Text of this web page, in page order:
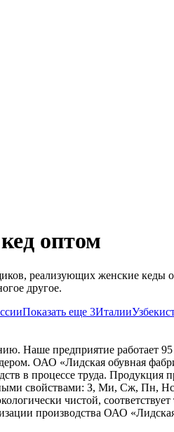
оптом
реализующих женские
другое.
Показать еще 3Италии
Наше предприятие работает
ОАО «Лидская обувная
в процессе труда.
свойствами: З, Ми, Сж,
чистой,
производства ОАО